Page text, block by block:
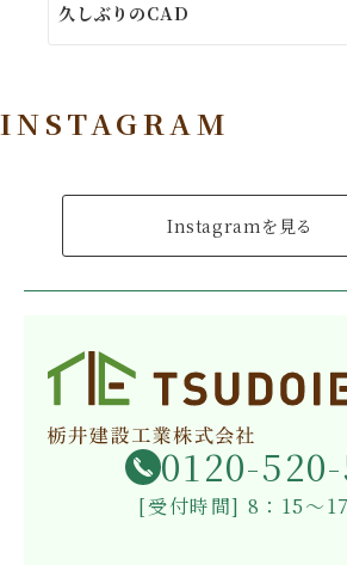
久しぶりのCAD
INSTAGRAM
Instagramを見る
0120-
[受付時間] 8：15～